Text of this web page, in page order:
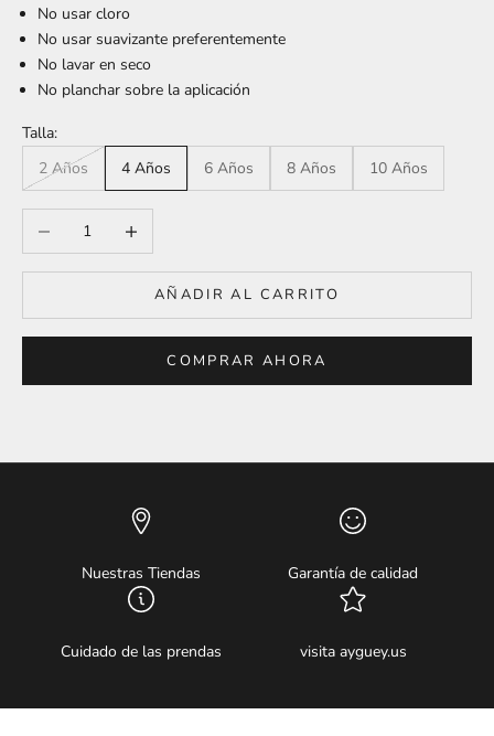
No usar cloro
No usar suavizante preferentemente
No lavar en seco
No planchar sobre la aplicación
Talla:
2 Años
4 Años 6 Años 8 Años 10 Años
Reducir cantidadAumentar cantidad
AÑADIR AL CARRITO
COMPRAR AHORA
Nuestras Tiendas Garantía de calidad
Cuidado de las prendas visita ayguey.us